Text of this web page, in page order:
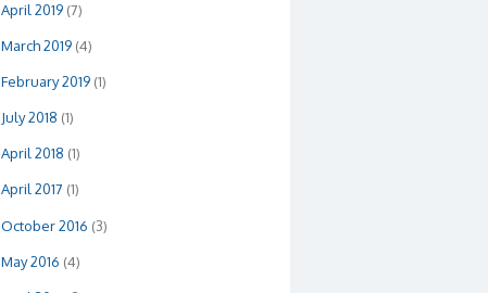
April 2019 (7)
March 2019 (4)
February 2019 (1)
July 2018 (1)
April 2018 (1)
April 2017 (1)
October 2016 (3)
May 2016 (4)